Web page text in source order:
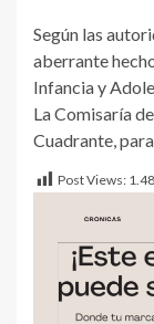
Según las
aberrante
Infancia y
La Comisaría
Cuadrante,
Post Views: